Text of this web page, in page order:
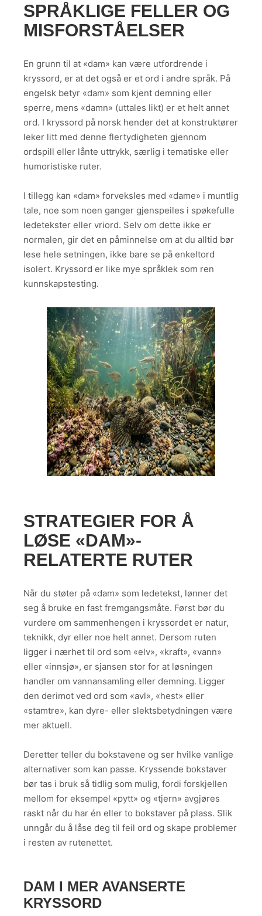
SPRÅKLIGE FELLER OG
MISFORSTÅELSER
En grunn til at «dam» kan være utfordrende i
kryssord, er at det også er et ord i andre språk. På
engelsk betyr «dam» som kjent demning eller
sperre, mens «damn» (uttales likt) er et helt annet
ord. I kryssord på norsk hender det at konstruktører
leker litt med denne flertydigheten gjennom
ordspill eller lånte uttrykk, særlig i tematiske eller
humoristiske ruter.
I tillegg kan «dam» forveksles med «dame» i muntlig
tale, noe som noen ganger gjenspeiles i spøkefulle
ledetekster eller vriord. Selv om dette ikke er
normalen, gir det en påminnelse om at du alltid bør
lese hele setningen, ikke bare se på enkeltord
isolert. Kryssord er like mye språklek som ren
kunnskapstesting.
STRATEGIER FOR Å
LØSE «DAM»-
RELATERTE RUTER
Når du støter på «dam» som ledetekst, lønner det
seg å bruke en fast fremgangsmåte. Først bør du
vurdere om sammenhengen i kryssordet er natur,
teknikk, dyr eller noe helt annet. Dersom ruten
ligger i nærhet til ord som «elv», «kraft», «vann»
eller «innsjø», er sjansen stor for at løsningen
handler om vannansamling eller demning. Ligger
den derimot ved ord som «avl», «hest» eller
«stamtre», kan dyre- eller slektsbetydningen være
mer aktuell.
Deretter teller du bokstavene og ser hvilke vanlige
alternativer som kan passe. Kryssende bokstaver
bør tas i bruk så tidlig som mulig, fordi forskjellen
mellom for eksempel «pytt» og «tjern» avgjøres
raskt når du har én eller to bokstaver på plass. Slik
unngår du å låse deg til feil ord og skape problemer
i resten av rutenettet.
DAM I MER AVANSERTE
KRYSSORD